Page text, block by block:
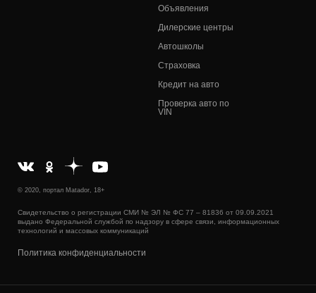
Объявления
Дилерские центры
Автошколы
Страховка
Кредит на авто
Проверка авто по
VIN
© 2020, портал Matador, 18+
Свидетельство о регистрации СМИ № ЭЛ № ФС 77 – 81836 от 09.09.2021
выдано Федеральной службой по надзору в сфере связи, информационных
технологий и массовых коммуникаций
Политика конфиденциальности